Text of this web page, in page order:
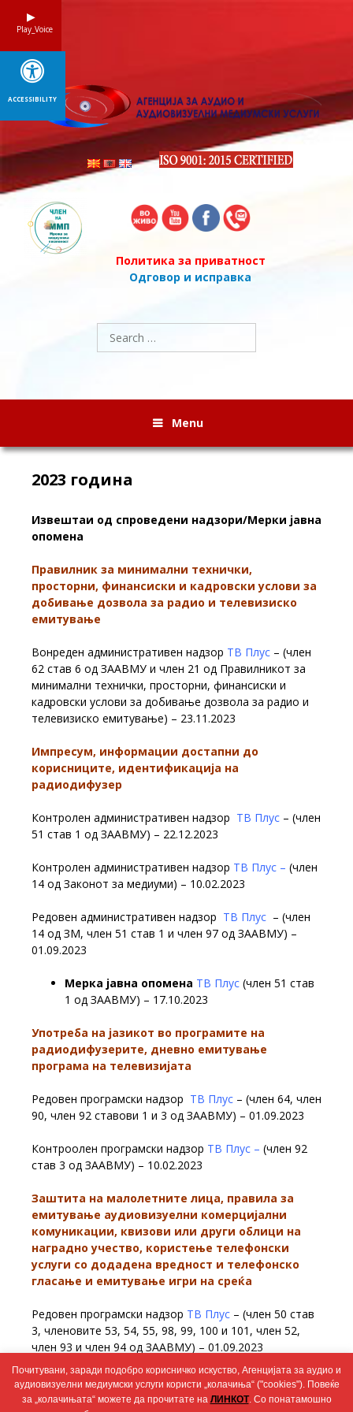
Политика за приватност
Одговор и исправка
Search
for:
Menu
2023 година
Извештаи од спроведени надзори/Мерки јавна
опомена
Правилник за минимални технички,
просторни, финансиски и кадровски услови за
добивање дозвола за радио и телевизиско
емитување
Вонреден административен надзор ТВ Плус – (член
62 став 6 од ЗААВМУ и член 21 од Правилникот за
минимални технички, просторни, финансиски и
кадровски услови за добивање дозвола за радио и
телевизиско емитување) – 23.11.2023
Импресум, информации достапни до
корисниците, идентификација на
радиодифузер
Контролен административен надзор ТВ Плус – (член
51 став 1 од ЗААВМУ) – 22.12.2023
Контролен административен надзор ТВ Плус – (член
14 од Законот за медиуми) – 10.02.2023
Редовен административен надзор ТВ Плус – (член
14 од ЗМ, член 51 став 1 и член 97 од ЗААВМУ) –
01.09.2023
Мерка јавна опомена ТВ Плус (член 51 став
1 од ЗААВМУ) – 17.10.2023
Употреба на јазикот во програмите на
радиодифузерите, дневно емитување
програма на телевизијата
Редовен програмски надзор ТВ Плус – (член 64, член
90, член 92 ставови 1 и 3 од ЗААВМУ) – 01.09.2023
Контроолен програмски надзор ТВ Плус – (член 92
став 3 од ЗААВМУ) – 10.02.2023
Заштита на малолетните лица, правила за
емитување аудиовизуелни комерцијални
комуникации, квизови или други облици на
наградно учество, користење телефонски
услуги со додадена вредност и телефонско
гласање и емитување игри на среќа
Редовен програмски надзор ТВ Плус – (член 50 став
3, членовите 53, 54, 55, 98, 99, 100 и 101, член 52,
член 93 и член 94 од ЗААВМУ) – 01.09.2023
Контролен програмски надзорТВ Плус – (член 54
став 5 од ЗААВМУ) – 27.01.2023
Почитувани, заради подобро корисничко искуство, Агенцијата за аудио и
аудиовизуелни медиумски услуги користи „колачиња“ ("cookies"). Повеќе
за „колачињата“ можете да прочитате на ЛИНКОТ. Со понатамошно
Play_Voice
ACCESSIBILITY